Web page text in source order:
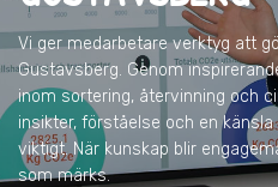
Vi ger medarbetare verktyg att
Gustavsberg. Genom
inom sortering, återvinning och
insikter, förståelse och en
viktigt. När kunskap blir
som märks.